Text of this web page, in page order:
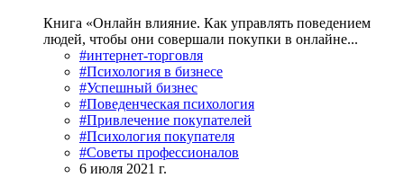
Книга «Онлайн влияние. Как управлять поведением
людей, чтобы они совершали покупки в онлайне...
#интернет-торговля
#Психология в бизнесе
#Успешный бизнес
#Поведенческая психология
#Привлечение покупателей
#Психология покупателя
#Советы профессионалов
6 июля 2021 г.